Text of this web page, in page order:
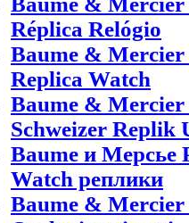
Réplica Relógio
Baume &
Replica Watch
Baume &
Schweizer Replik
Baume и Мерсье
Watch реплики
Baume &